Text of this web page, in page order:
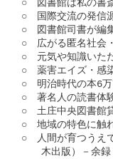
○　図書館は私の書
○　国際交流の発信
○　図書館司書が編
○　広がる匿名社会
○　元気や知識いた
○　薬害エイズ・感
○　明治時代の本6
○　著名人の読書体
○　土庄中央図書館
○　地域の特色に触
○　人間が育つうえ
木出版）－余録